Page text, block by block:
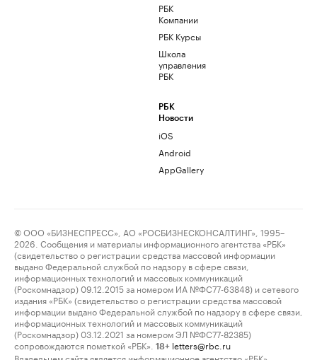
РБК
Компании
РБК Курсы
Школа
управления
РБК
РБК
Новости
iOS
Android
AppGallery
© ООО «БИЗНЕСПРЕСС», АО «РОСБИЗНЕСКОНСАЛТИНГ», 1995–
2026. Сообщения и материалы информационного агентства «РБК»
(свидетельство о регистрации средства массовой информации
выдано Федеральной службой по надзору в сфере связи,
информационных технологий и массовых коммуникаций
(Роскомнадзор) 09.12.2015 за номером ИА №ФС77-63848) и сетевого
издания «РБК» (свидетельство о регистрации средства массовой
информации выдано Федеральной службой по надзору в сфере связи,
информационных технологий и массовых коммуникаций
(Роскомнадзор) 03.12.2021 за номером ЭЛ №ФС77-82385)
сопровождаются пометкой «РБК».
18+ letters@rbc.ru